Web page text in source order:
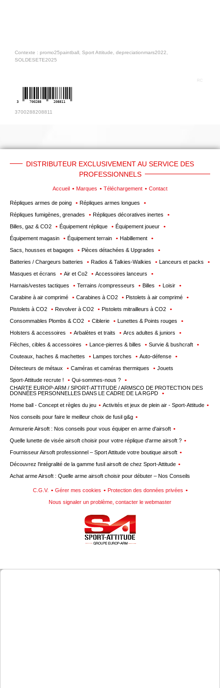
Contexte : promo25paintball, Sport Attitude, depreciationmars2022,
SOLDESETE2025
RC
3 700288 208811
3700288208811
DISTRIBUTEUR EXCLUSIVEMENT AU SERVICE DES
PROFESSIONNELS
Accueil Marques Téléchargement Contact
Répliques armes de poing
Répliques armes longues
Répliques fumigènes, grenades
Répliques décoratives inertes
Billes, gaz & CO2
Équipement réplique
Équipement joueur
Équipement magasin
Équipement terrain
Habillement
Sacs, housses et bagages
Pièces détachées & Upgrades
Batteries / Chargeurs batteries
Radios & Talkies-Walkies
Lanceurs et packs
Masques et écrans
Air et Co2
Accessoires lanceurs
Harnais/vestes tactiques
Terrains /compresseurs Billes
Loisir
Carabine à air comprimé
Carabines à CO2
Pistolets à air comprimé
Pistolets à CO2
Revolver à CO2
Pistolets mitrailleurs à CO2
Consommables Plombs & CO2
Ciblerie
Lunettes & Points rouges
Holsters & accessoires
Arbalètes et traits
Arcs adultes & juniors
Flèches, cibles & accessoires
Lance-pierres & billes
Survie & bushcraft
Couteaux, haches & machettes
Lampes torches
Auto-défense
Détecteurs de métaux
Caméras et caméras thermiques
Jouets
Sport-Attitude recrute !
Qui-sommes-nous ?
CHARTE EUROP-ARM / SPORT-ATTITUDE / ARMSCO DE PROTECTION DES
DONNÉES PERSONNELLES DANS LE CADRE DE LA RGPD
Home ball - Concept et règles du jeu
Activités et jeux de plein air - Sport-Attitude
Nos conseils pour faire le meilleur choix de fusil g&g
Armurerie Airsoft : Nos conseils pour vous équiper en arme d'airsoft
Quelle lunette de visée airsoft choisir pour votre réplique d'arme airsoft ?
Fournisseur Airsoft professionnel – Sport Attitude votre boutique airsoft
Découvrez l'intégralité de la gamme fusil airsoft de chez Sport-Attitude
Achat arme Airsoft : Quelle arme airsoft choisir pour débuter – Nos Conseils
C.G.V. Gérer mes cookies
Protection des données privées
Nous signaler un problème, contacter le webmaster